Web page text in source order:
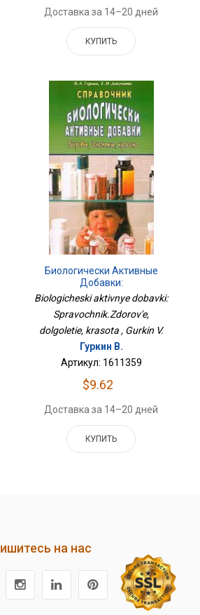
Доставка за 14–20 дней
КУПИТЬ
Биологически Активные
Добавки:
Справочник.Здоровье,
Долголетие, Красота
Biologicheski aktivnye dobavki:
Spravochnik.Zdorov'e,
dolgoletie, krasota , Gurkin V.
Гуркин В.
Артикул: 1611359
$9.62
Доставка за 14–20 дней
КУПИТЬ
на нас